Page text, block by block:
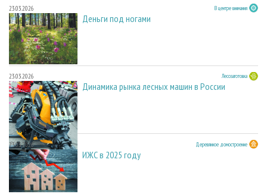
23.03.2026 В центре внимания
Деньги под ногами
23.03.2026 Лесозаготовка
Динамика рынка лесных машин в России
23.03.2026 Деревянное домостроение
ИЖС в 2025 году